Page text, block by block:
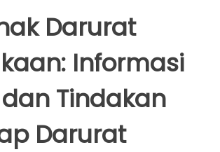
Darurat
Informasi
Tindakan
Darurat